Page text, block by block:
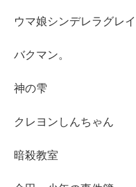
ウマ娘シンデレラグレイ
バクマン。
神の雫
クレヨンしんちゃん
暗殺教室